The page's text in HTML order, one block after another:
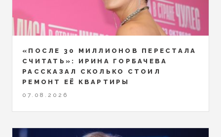
«ПОСЛЕ 30 МИЛЛИОНОВ ПЕРЕСТАЛА
СЧИТАТЬ»: ИРИНА ГОРБАЧЕВА
РАССКАЗАЛ СКОЛЬКО СТОИЛ
РЕМОНТ ЕЁ КВАРТИРЫ
07.08.2026